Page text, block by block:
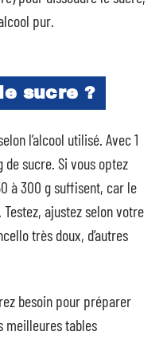
pur.
sucre ?
l’alcool utilisé. Avec 1
de sucre. Si vous optez
à 300 g suffisent, car le
ajustez selon votre
très doux, d’autres
besoin pour préparer
meilleures tables